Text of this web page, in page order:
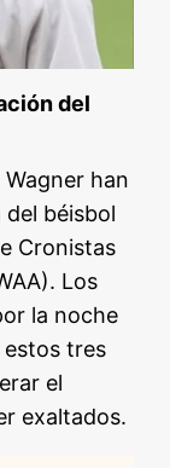
del
han
del béisbol
Cronistas
Los
la noche
tres
el
exaltados.